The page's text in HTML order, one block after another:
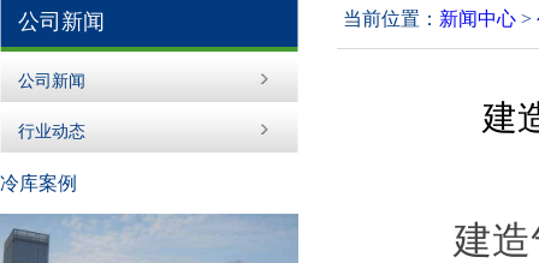
公司新闻
公司新闻
行业动态
冷库案例
当前位置： 新闻中心 >
建
建